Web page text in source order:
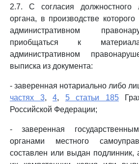
2.7. С согласия должностного
органа, в производстве
административном
приобщаться к
административном
выписка из документа:
- заверенная нотариально либо
частях 3,4, 5 статьи 185
Российской Федерации;
- заверенная
органами местного
составлен или выдан подлинник,